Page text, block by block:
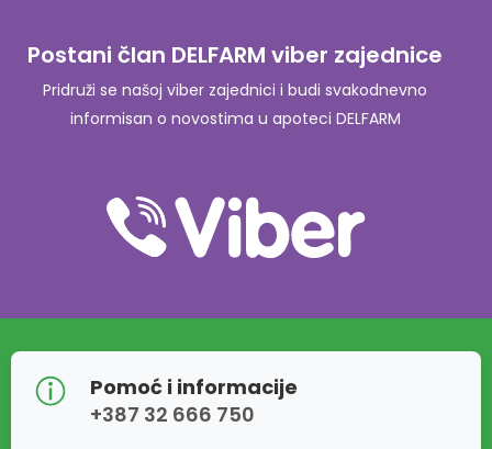
Postani član DELFARM viber zajednice
Pridruži se našoj viber zajednici i budi svakodnevno
informisan o novostima u apoteci DELFARM
Pomoć i informacije
+387 32 666 750